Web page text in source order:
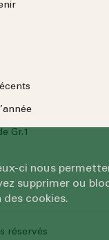
Gr.1
réservés
ci nous
supprimer ou
cookies.